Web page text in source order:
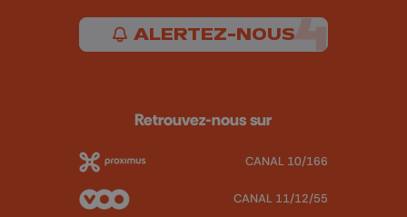
ALERTEZ-NOUS
Retrouvez-nous sur
CANAL 10/166
CANAL 11/12/55